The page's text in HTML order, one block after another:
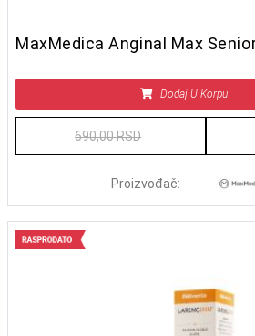
MaxMedica Anginal Max
Dodaj U Korpu
690,00 RSD
Proizvođač: